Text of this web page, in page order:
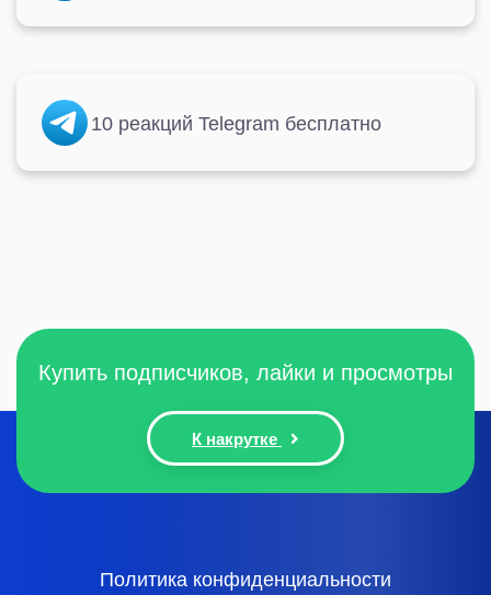
10 реакций Telegram бесплатно
Купить подписчиков, лайки и просмотры
К накрутке
Политика конфиденциальности